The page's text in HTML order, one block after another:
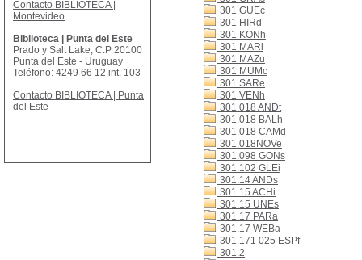
301 GUEc
301 HIRd
301 KONh
301 MARi
301 MAZu
301 MUMc
301 SARe
301 VENh
301.018 ANDt
301.018 BALh
301.018 CAMd
301.018NOVe
301.098 GONs
301.102 GLEi
301.14 ANDs
301.15 ACHi
301.15 UNEs
301.17 PARa
301.17 WEBa
301.171 025 ESPf
301.2
Contacto BIBLIOTECA |
Montevideo
Biblioteca | Punta del Este
Prado y Salt Lake, C.P 20100
Punta del Este - Uruguay
Teléfono: 4249 66 12 int. 103
Contacto BIBLIOTECA | Punta
del Este